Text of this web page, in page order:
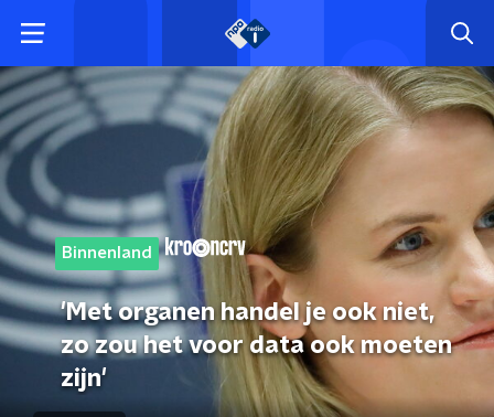
Binnenland
'Met organen handel je ook niet,
zo zou het voor data ook moeten
zijn'